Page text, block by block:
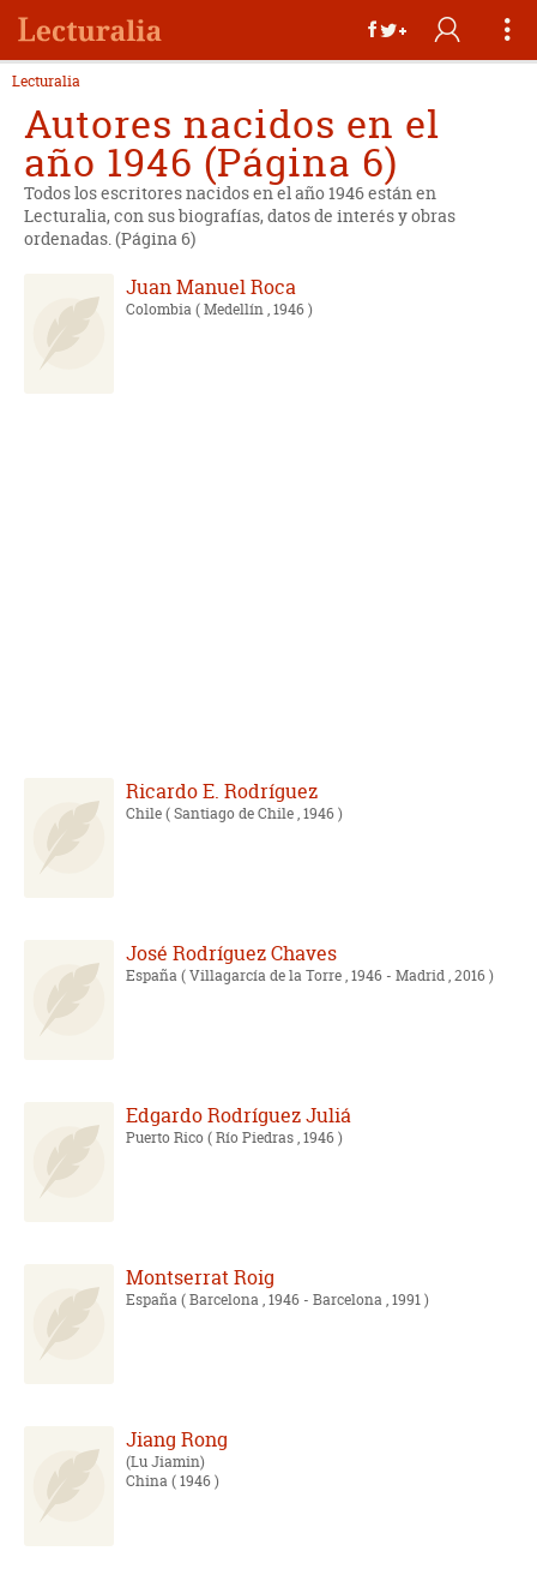
Lecturalia
Autores nacidos en el
año 1946 (Página 6)
Todos los escritores nacidos en el año 1946 están en
Lecturalia, con sus biografías, datos de interés y obras
ordenadas. (Página 6)
Juan Manuel Roca
Colombia( Medellín , 1946 )
Ricardo E. Rodríguez
Chile( Santiago de Chile , 1946 )
José Rodríguez Chaves
España( Villagarcía de la Torre , 1946 - Madrid , 2016 )
Edgardo Rodríguez Juliá
Puerto Rico( Río Piedras , 1946 )
Montserrat Roig
España( Barcelona , 1946 - Barcelona , 1991 )
Jiang Rong
Lu Jiamin
China( 1946 )